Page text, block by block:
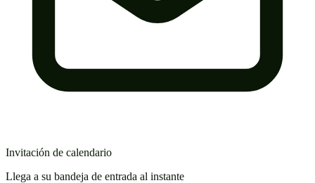
Invitación de calendario
Llega a su bandeja de entrada al instante